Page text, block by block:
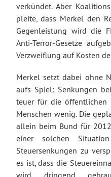
verkündet. Aber
pleite, dass Merkel den
Gegenleistung wird die
Anti-Terror-Gesetze
Verzweiflung auf Kosten
Merkel setzt dabei ohne
aufs Spiel: Senkungen
teuer für die öffentlichen
Menschen wenig. Die
allein beim Bund für
einer solchen
Steuersenkungen zu
es ist, dass die
wird dringend